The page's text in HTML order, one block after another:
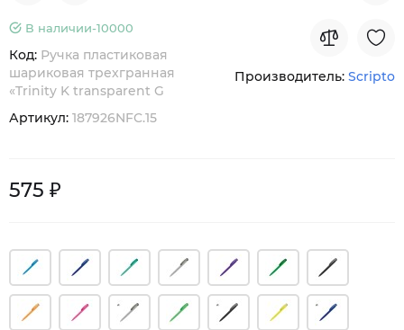
В наличии-10000
Код: Ручка пластиковая
шариковая трехгранная
«Trinity K transparent G
Артикул: 187926NFC.15
Производитель: Scripto
575 ₽